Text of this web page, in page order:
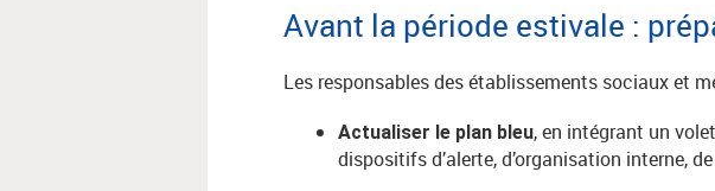
Avant la période estivale :
Les responsables des établissements sociaux et
Actualiser le plan bleu, en intégrant un
dispositifs d’alerte, d’organisation interne,